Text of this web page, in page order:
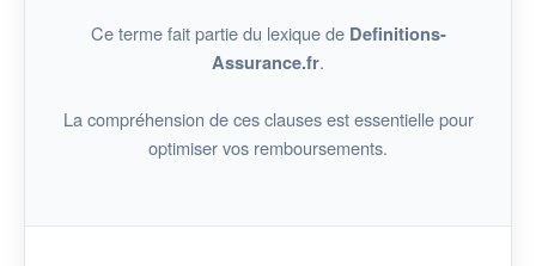
Ce terme fait partie du lexique de Definitions-
Assurance.fr.
La compréhension de ces clauses est essentielle pour
optimiser vos remboursements.